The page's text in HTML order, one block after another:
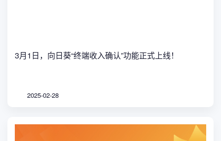
3月1日，向日葵“终端收入确认”功能正式上线！
2025-02-28